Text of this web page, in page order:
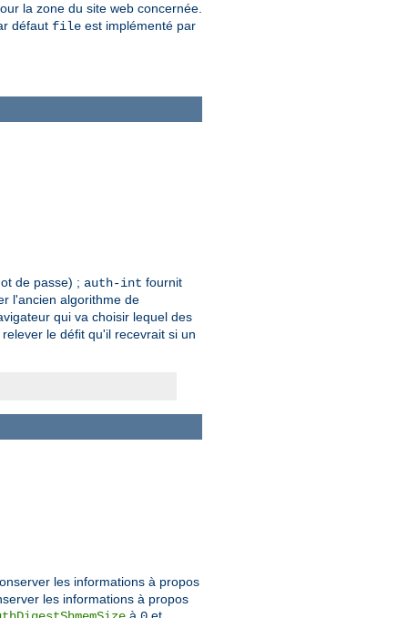
la zone du site web concernée.
défaut file est implémenté par
de passe) ; auth-int fournit
l'ancien algorithme de
qui va choisir lequel des
le défit qu'il recevrait si un
les informations à propos
les informations à propos